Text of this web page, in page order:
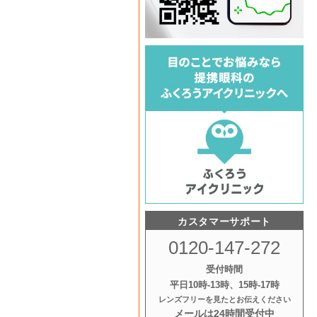
カスタマーサポート
0120-147-272
受付時間
平日10時‐13時、15時‐17時
レンズフリーを見たとお伝えください
メールは24時間受付中